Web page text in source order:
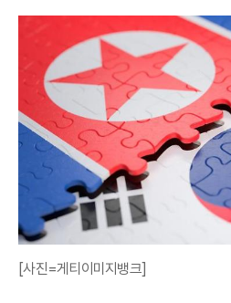
[사진=게티이미지뱅크]